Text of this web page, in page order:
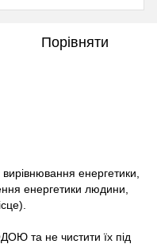
Порівняти
енергетики,
енергетики людини,
та не чистити їх під